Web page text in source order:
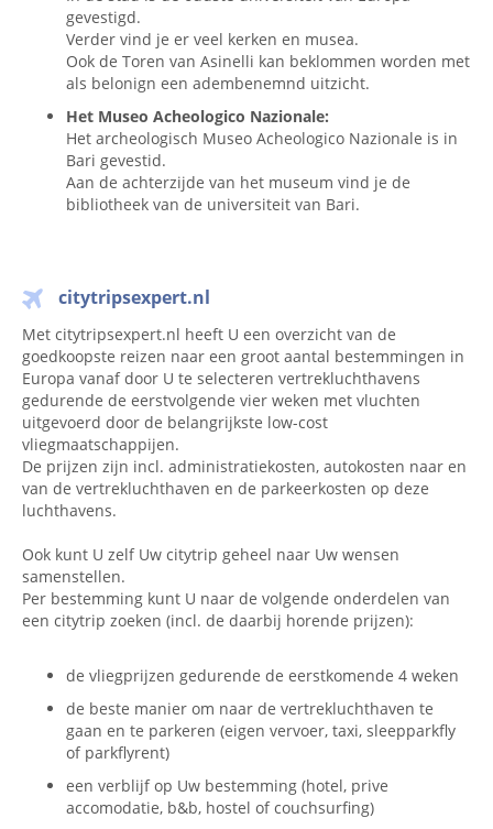
gevestigd.
Verder vind je er veel kerken en musea.
Ook de Toren van Asinelli kan beklommen worden met
als belonign een adembenemnd uitzicht.
Het Museo Acheologico Nazionale:
Het archeologisch Museo Acheologico Nazionale is in
Bari gevestid.
Aan de achterzijde van het museum vind je de
bibliotheek van de universiteit van Bari.
citytripsexpert.nl
Met citytripsexpert.nl heeft U een overzicht van de
goedkoopste reizen naar een groot aantal bestemmingen in
Europa vanaf door U te selecteren vertrekluchthavens
gedurende de eerstvolgende vier weken met vluchten
uitgevoerd door de belangrijkste low-cost
vliegmaatschappijen.
De prijzen zijn incl. administratiekosten, autokosten naar en
van de vertrekluchthaven en de parkeerkosten op deze
luchthavens.
Ook kunt U zelf Uw citytrip geheel naar Uw wensen
samenstellen.
Per bestemming kunt U naar de volgende onderdelen van
een citytrip zoeken (incl. de daarbij horende prijzen):
de vliegprijzen gedurende de eerstkomende 4 weken
de beste manier om naar de vertrekluchthaven te
gaan en te parkeren (eigen vervoer, taxi, sleepparkfly
of parkflyrent)
een verblijf op Uw bestemming (hotel, prive
accomodatie, b&b, hostel of couchsurfing)